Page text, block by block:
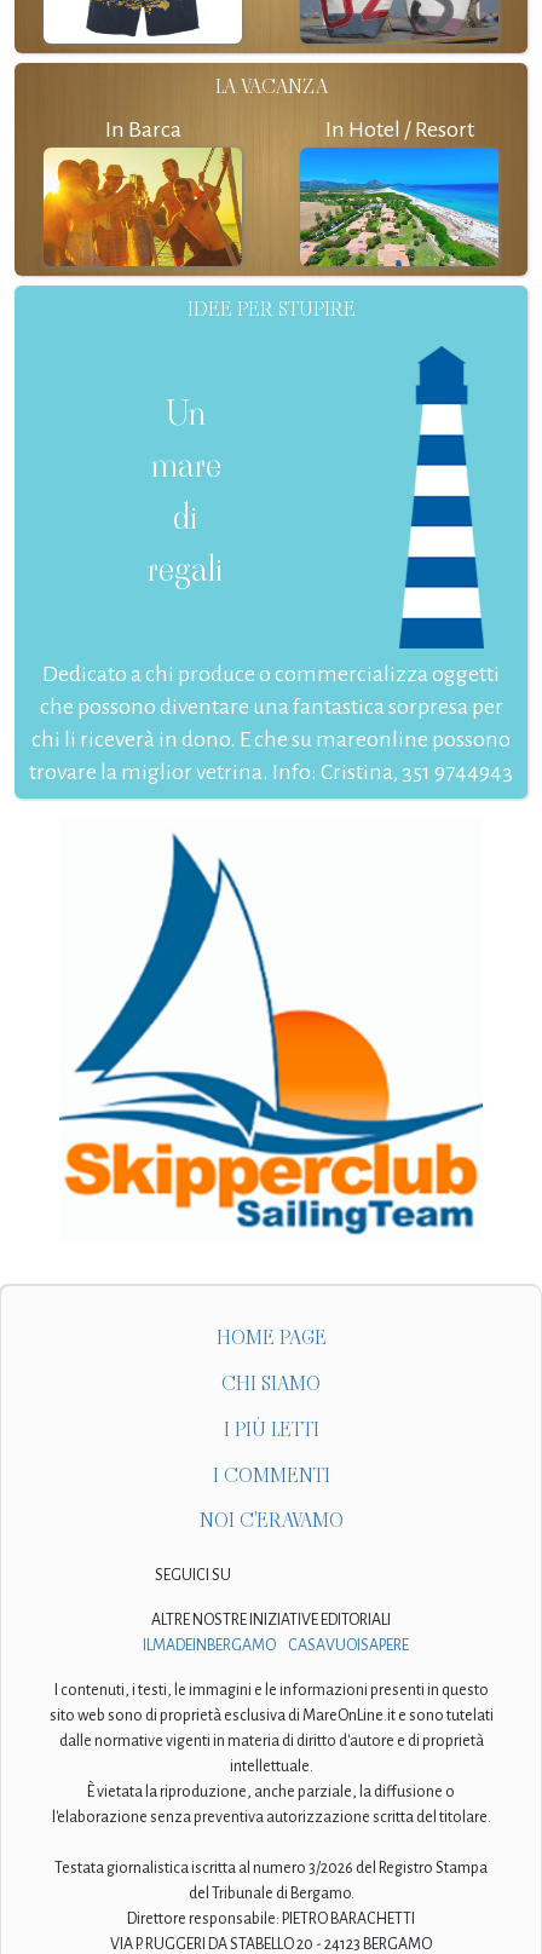
LA VACANZA
In Barca In Hotel / Resort
IDEE PER STUPIRE
Un
mare
di
regali
Dedicato a chi produce o commercializza oggetti
che possono diventare una fantastica sorpresa per
chi li riceverà in dono. E che su mareonline possono
trovare la miglior vetrina. Info: Cristina, 351 9744943
HOME PAGE
CHI SIAMO
I PIÙ LETTI
I COMMENTI
NOI C'ERAVAMO
SEGUICI SU
ALTRE NOSTRE INIZIATIVE EDITORIALI
ILMADEINBERGAMO
CASAVUOISAPERE
I contenuti, i testi, le immagini e le informazioni presenti in questo
sito web sono di proprietà esclusiva di MareOnLine.it e sono tutelati
dalle normative vigenti in materia di diritto d'autore e di proprietà
intellettuale.
È vietata la riproduzione, anche parziale, la diffusione o
l'elaborazione senza preventiva autorizzazione scritta del titolare.
Testata giornalistica iscritta al numero 3/2026 del Registro Stampa
del Tribunale di Bergamo.
Direttore responsabile: PIETRO BARACHETTI
VIA P. RUGGERI DA STABELLO 20 - 24123 BERGAMO